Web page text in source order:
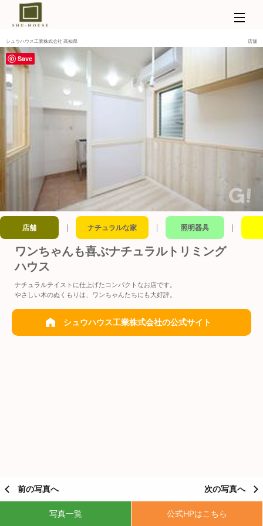
シュウハウス工業株式会社 高知県 店舗
店舗 ｜ ナチュラルな家 ｜ 照明器具 ｜
ワンちゃんも喜ぶナチュラルトリミング
ハウス
ナチュラルテイストに仕上げたコンパクトなお店です。
やさしい木のぬくもりは、ワンちゃんたちにも大好評。
シュウハウス工業株式会社の公式サイト
前の写真へ 次の写真へ
写真一覧 公式HPはこちら
Save